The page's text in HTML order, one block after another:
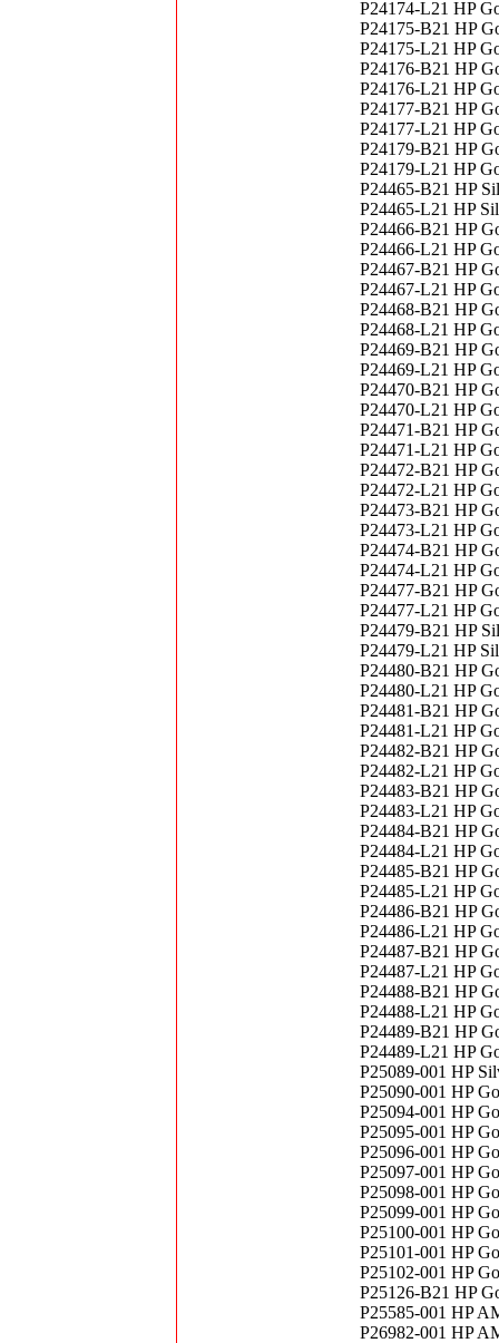
P24174-L21 HP
P24175-B21 HP
P24175-L21 HP
P24176-B21 HP
P24176-L21 HP
P24177-B21 HP
P24177-L21 HP
P24179-B21 HP
P24179-L21 HP
P24465-B21 HP
P24465-L21 HP
P24466-B21 HP
P24466-L21 HP
P24467-B21 HP
P24467-L21 HP
P24468-B21 HP
P24468-L21 HP
P24469-B21 HP
P24469-L21 HP
P24470-B21 HP
P24470-L21 HP
P24471-B21 HP
P24471-L21 HP
P24472-B21 HP
P24472-L21 HP
P24473-B21 HP
P24473-L21 HP
P24474-B21 HP
P24474-L21 HP
P24477-B21 HP
P24477-L21 HP
P24479-B21 HP
P24479-L21 HP
P24480-B21 HP
P24480-L21 HP
P24481-B21 HP
P24481-L21 HP
P24482-B21 HP
P24482-L21 HP
P24483-B21 HP
P24483-L21 HP
P24484-B21 HP
P24484-L21 HP
P24485-B21 HP
P24485-L21 HP
P24486-B21 HP
P24486-L21 HP
P24487-B21 HP
P24487-L21 HP
P24488-B21 HP
P24488-L21 HP
P24489-B21 HP
P24489-L21 HP
P25089-001 HP
P25090-001 HP
P25094-001 HP
P25095-001 HP
P25096-001 HP
P25097-001 HP
P25098-001 HP
P25099-001 HP
P25100-001 HP
P25101-001 HP
P25102-001 HP
P25126-B21 HP
P25585-001 HP
P26982-001 HP